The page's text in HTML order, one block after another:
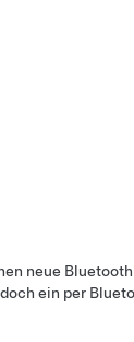
neue
ein per